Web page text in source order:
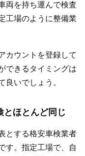
両を持ち運んで検査
工場のように整備業
カウントを登録して
できるタイミングは
良いでしょう。
とほとんど同じ
とする格安車検業者
す。指定工場で、自